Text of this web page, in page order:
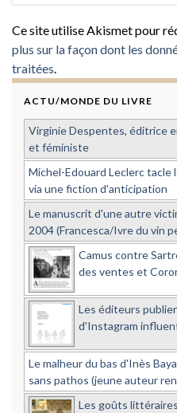
Ce site utilise Akismet pour
plus sur la façon dont les
traitées
ACTU/MONDE DU LIVRE
Virginie Despentes, éditrice
et féministe
Michel-Edouard Leclerc tacle
via une fiction d'anticipation
Le manuscrit d'une autre
2004 (Francesca/Ivre du vin
Camus contre
des ventes et
Les éditeurs
d'Instagram
Le malheur du bas d'Inès
sans pathos (jeune auteur
Les goûts